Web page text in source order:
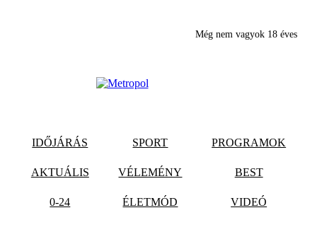
Még nem vagyok 18 éves
IDŐJÁRÁS SPORT PROGRAMOK
AKTUÁLIS VÉLEMÉNY BEST
0-24 ÉLETMÓD VIDEÓ